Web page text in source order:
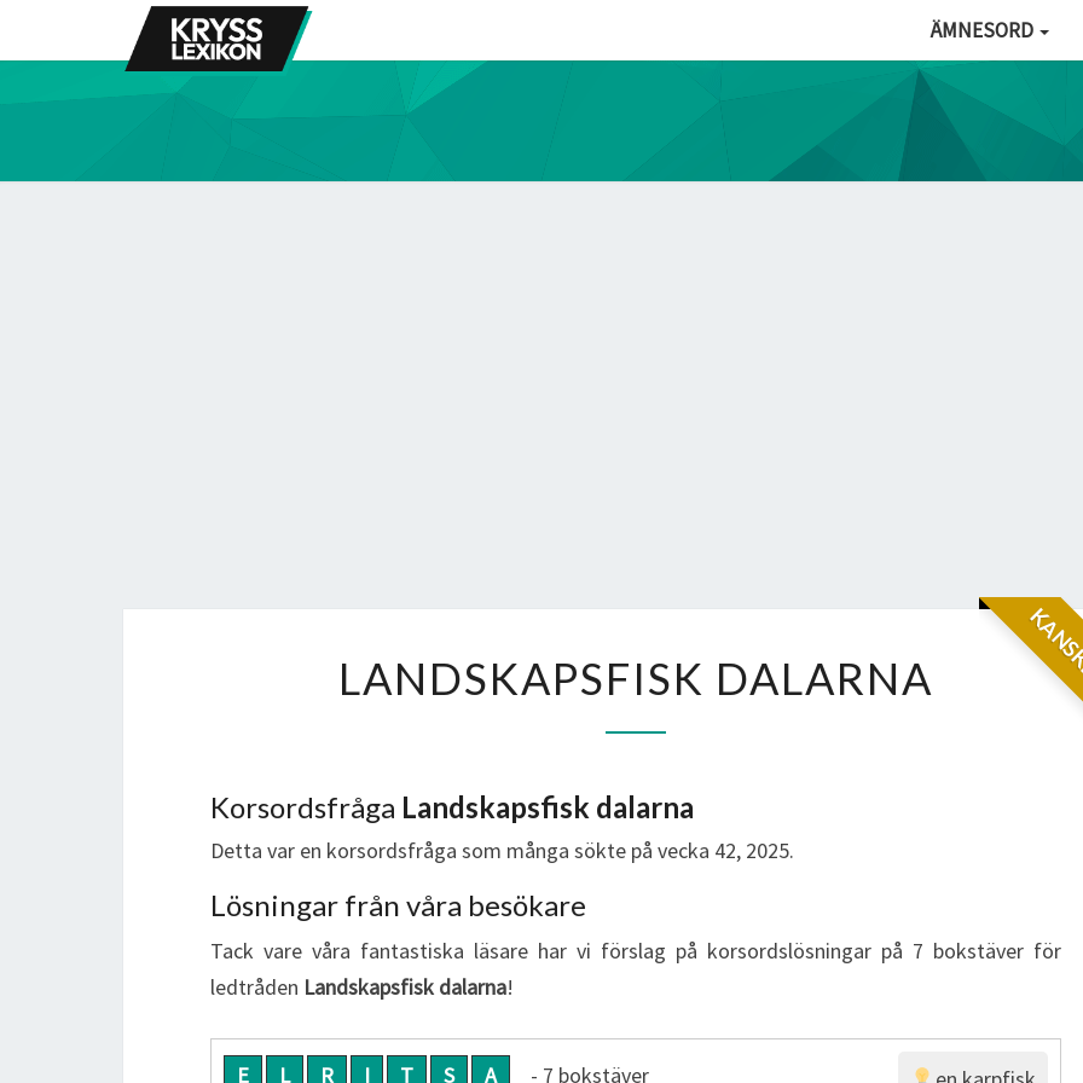
ÄMNESORD
DALARNA
LANDSKAPSFISK DALARNA
Korsordsfråga Landskapsfisk dalarna
Detta var en korsordsfråga som många sökte på vecka 42, 2025.
Lösningar från våra besökare
Tack vare våra fantastiska läsare har vi förslag på korsordslösningar på 7 bokstäver för
ledtråden Landskapsfisk dalarna!
E L R I T S A - 7 bokstäver